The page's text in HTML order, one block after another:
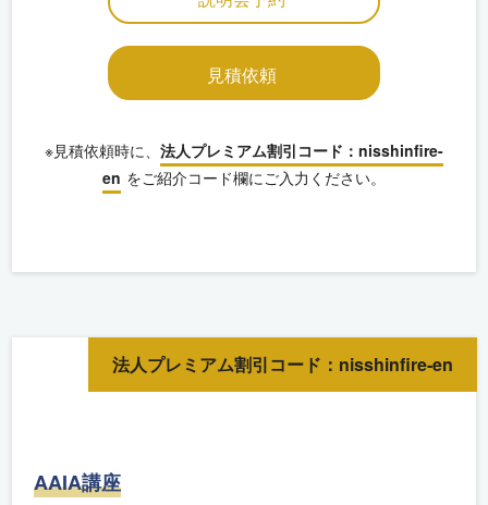
見積依頼
※見積依頼時に、 法人プレミアム割引コード：nisshinfire-
en をご紹介コード欄にご入力ください。
法人プレミアム割引コード：nisshinfire-en
AAIA講座